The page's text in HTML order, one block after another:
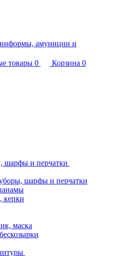
товары 0 Корзина 0
шарфы и перчатки
шарфы и перчатки
кепки
маска